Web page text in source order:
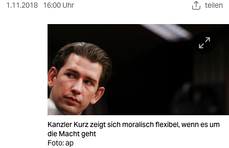
veranstaltungen
1.11.2018 16:00 Uhr teilen
Kanzler Kurz zeigt sich moralisch flexibel, wenn es um
die Macht geht
Foto: ap